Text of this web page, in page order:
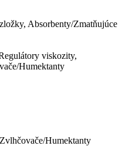
Absorbenty/Zmatňujúce
viskozity,
Humektanty
Humektanty